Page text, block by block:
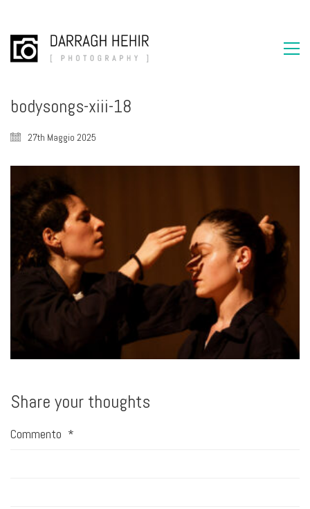
bodysongs-xiii-18
27th Maggio 2025
Share your thoughts
Commento *